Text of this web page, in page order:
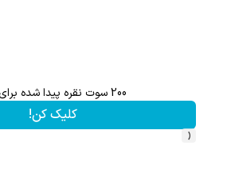
200 سوت نقره پیدا شده برای تو!!!
کلیک کن!
‹